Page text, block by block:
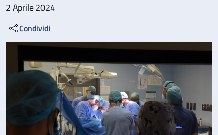
2 Aprile 2024
Condividi